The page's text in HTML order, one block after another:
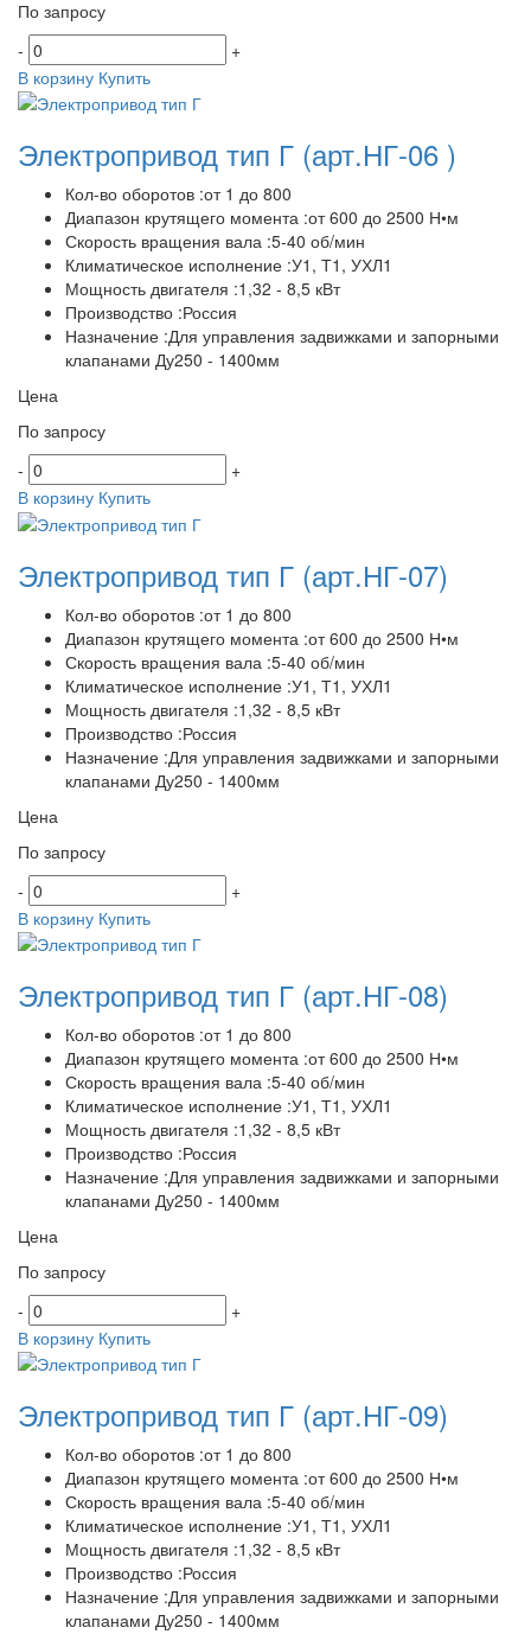
По запросу
-
+
В корзину Купить
Электропривод тип Г (арт.НГ-06 )
Кол-во оборотов :от 1 до 800
Диапазон крутящего момента :от 600 до 2500 Н•м
Скорость вращения вала :5-40 об/мин
Климатическое исполнение :У1, Т1, УХЛ1
Мощность двигателя :1,32 - 8,5 кВт
Производство :Россия
Назначение :Для управления задвижками и запорными
клапанами Ду250 - 1400мм
Цена
По запросу
-
+
В корзину Купить
Электропривод тип Г (арт.НГ-07)
Кол-во оборотов :от 1 до 800
Диапазон крутящего момента :от 600 до 2500 Н•м
Скорость вращения вала :5-40 об/мин
Климатическое исполнение :У1, Т1, УХЛ1
Мощность двигателя :1,32 - 8,5 кВт
Производство :Россия
Назначение :Для управления задвижками и запорными
клапанами Ду250 - 1400мм
Цена
По запросу
-
+
В корзину Купить
Электропривод тип Г (арт.НГ-08)
Кол-во оборотов :от 1 до 800
Диапазон крутящего момента :от 600 до 2500 Н•м
Скорость вращения вала :5-40 об/мин
Климатическое исполнение :У1, Т1, УХЛ1
Мощность двигателя :1,32 - 8,5 кВт
Производство :Россия
Назначение :Для управления задвижками и запорными
клапанами Ду250 - 1400мм
Цена
По запросу
-
+
В корзину Купить
Электропривод тип Г (арт.НГ-09)
Кол-во оборотов :от 1 до 800
Диапазон крутящего момента :от 600 до 2500 Н•м
Скорость вращения вала :5-40 об/мин
Климатическое исполнение :У1, Т1, УХЛ1
Мощность двигателя :1,32 - 8,5 кВт
Производство :Россия
Назначение :Для управления задвижками и запорными
клапанами Ду250 - 1400мм